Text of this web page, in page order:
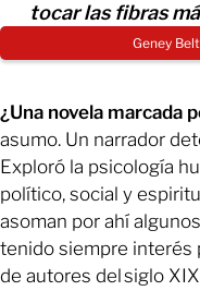
tocar las fibras
Geney
¿Una novela marcada
asumo. Un narrador
Exploró la psicología
político, social y
asoman por ahí
tenido siempre interés
de autores del siglo